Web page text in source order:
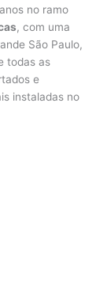
no ramo
, com uma
São Paulo,
todas as
e
instaladas no